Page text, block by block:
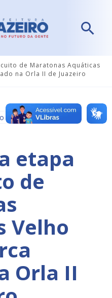
de Maratonas Aquáticas
na Orla II de Juazeiro
Esportes - SECULTE
etapa
de
Velho
Orla II